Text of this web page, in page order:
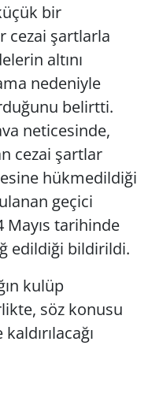
bir
cezai şartlarla
altını
nedeniyle
belirtti.
neticesinde,
cezai şartlar
hükmedildiği
geçici
Mayıs tarihinde
edildiği bildirildi.
kulüp
söz konusu